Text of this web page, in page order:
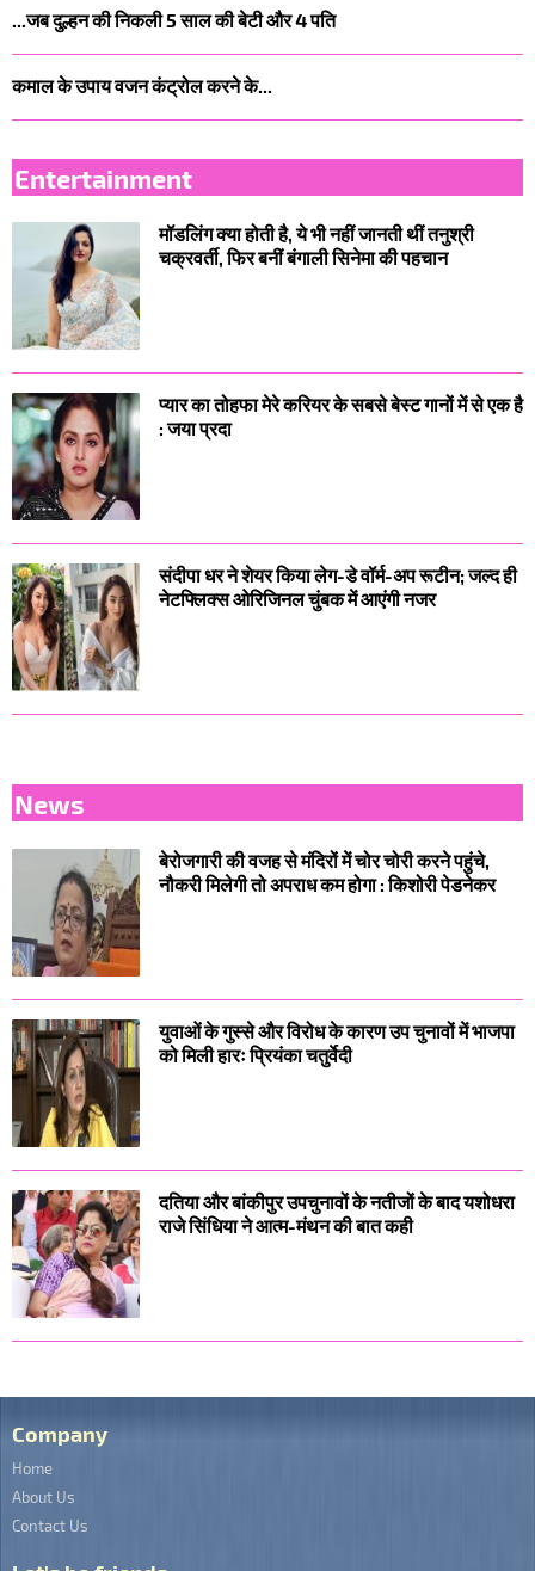
...जब दुल्हन की निकली 5 साल की बेटी और 4 पति
कमाल के उपाय वजन कंट्रोल करने के...
Entertainment
मॉडलिंग क्या होती है, ये भी नहीं जानती थीं तनुश्री
चक्रवर्ती, फिर बनीं बंगाली सिनेमा की पहचान
प्यार का तोहफा मेरे करियर के सबसे बेस्ट गानों में से एक है
: जया प्रदा
संदीपा धर ने शेयर किया लेग-डे वॉर्म-अप रूटीन; जल्द ही
नेटफ्लिक्स ओरिजिनल चुंबक में आएंगी नजर
News
बेरोजगारी की वजह से मंदिरों में चोर चोरी करने पहुंचे,
नौकरी मिलेगी तो अपराध कम होगा : किशोरी पेडनेकर
युवाओं के गुस्से और विरोध के कारण उप चुनावों में भाजपा
को मिली हारः प्रियंका चतुर्वेदी
दतिया और बांकीपुर उपचुनावों के नतीजों के बाद यशोधरा
राजे सिंधिया ने आत्म-मंथन की बात कही
Company
Home
About Us
Contact Us